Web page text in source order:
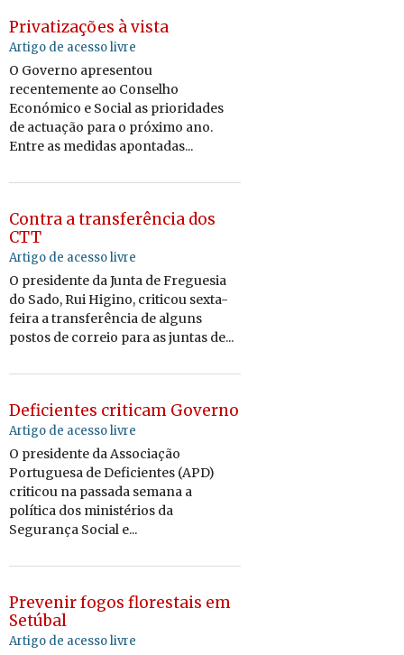
Privatizações à vista
Artigo de acesso livre
O Governo apresentou
recentemente ao Conselho
Económico e Social as prioridades
de actuação para o próximo ano.
Entre as medidas apontadas...
Contra a transferência dos
CTT
Artigo de acesso livre
O presidente da Junta de Freguesia
do Sado, Rui Higino, criticou sexta-
feira a transferência de alguns
postos de correio para as juntas de...
Deficientes criticam Governo
Artigo de acesso livre
O presidente da Associação
Portuguesa de Deficientes (APD)
criticou na passada semana a
política dos ministérios da
Segurança Social e...
Prevenir fogos florestais em
Setúbal
Artigo de acesso livre